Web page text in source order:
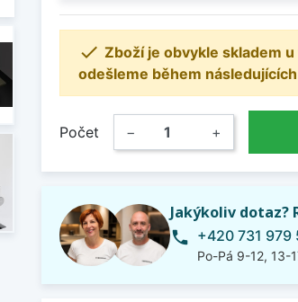
 Zboží je obvykle skladem
odešleme během
Počet − +
Jakýkoliv dotaz?
phone +420 731 979
Po-Pá 9-12, 13-